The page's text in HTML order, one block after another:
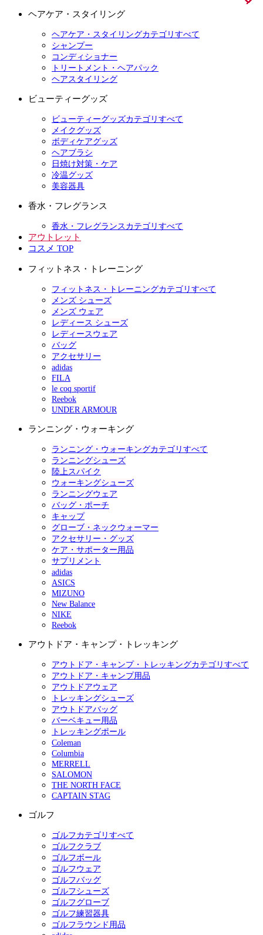
ヘアケア・スタイリング
ヘアケア・スタイリングカテゴリすべて
シャンプー
コンディショナー
トリートメント・ヘアパック
ヘアスタイリング
ビューティーグッズ
ビューティーグッズカテゴリすべて
メイクグッズ
ボディケアグッズ
ヘアブラシ
日焼け対策・ケア
冷温グッズ
美容器具
香水・フレグランス
香水・フレグランスカテゴリすべて
アウトレット
コスメ TOP
フィットネス・トレーニング
フィットネス・トレーニングカテゴリすべて
メンズ シューズ
メンズ ウェア
レディース シューズ
レディースウェア
バッグ
アクセサリー
adidas
FILA
le coq sportif
Reebok
UNDER ARMOUR
ランニング・ウォーキング
ランニング・ウォーキングカテゴリすべて
ランニングシューズ
陸上スパイク
ウォーキングシューズ
ランニングウェア
バッグ・ポーチ
キャップ
グローブ・ネックウォーマー
アクセサリー・グッズ
ケア・サポーター用品
サプリメント
adidas
ASICS
MIZUNO
New Balance
NIKE
Reebok
アウトドア・キャンプ・トレッキング
アウトドア・キャンプ・トレッキングカテゴリすべて
アウトドア・キャンプ用品
アウトドアウェア
トレッキングシューズ
アウトドアバッグ
バーベキュー用品
トレッキングポール
Coleman
Columbia
MERRELL
SALOMON
THE NORTH FACE
CAPTAIN STAG
ゴルフ
ゴルフカテゴリすべて
ゴルフクラブ
ゴルフボール
ゴルフウェア
ゴルフバッグ
ゴルフシューズ
ゴルフグローブ
ゴルフ練習器具
ゴルフラウンド用品